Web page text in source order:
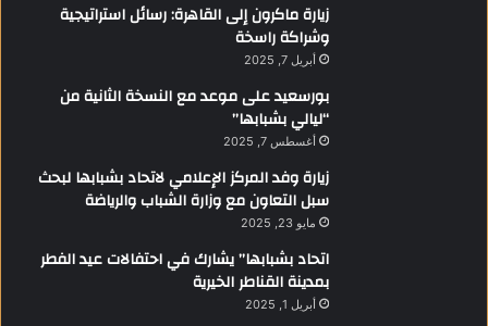
زيارة ماكرون إلى القاهرة: رسائل استراتيجية
وشراكة راسخة
أبريل 7, 2025
بورسعيد على موعد مع النسخة الثانية من
“ليالي بشبابها”
أغسطس 7, 2025
زيارة وفد المركز الإعلامي لاتحاد بشبابها لبحث
سبل التعاون مع وزارة الشباب والرياضة
مايو 23, 2025
اتحاد بشبابها” يشارك في احتفالات عيد الفطر
بمدينة القناطر الخيرية
أبريل 1, 2025